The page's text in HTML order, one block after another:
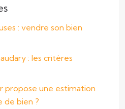
: vendre son bien
: les critères
propose une estimation
de bien ?